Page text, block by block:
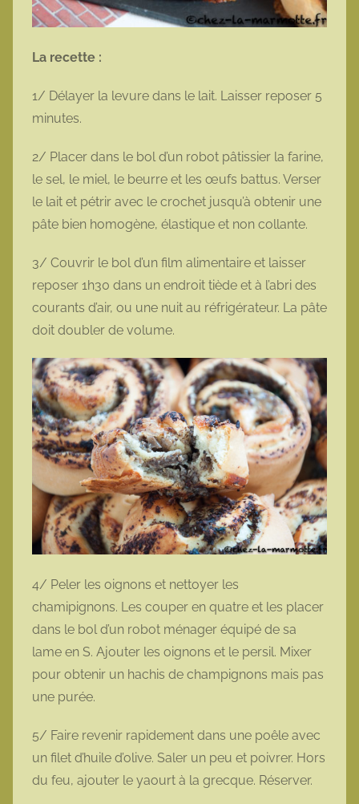
La recette :
1/ Délayer la levure dans le lait. Laisser reposer 5
minutes.
2/ Placer dans le bol d’un robot pâtissier la farine,
le sel, le miel, le beurre et les œufs battus. Verser
le lait et pétrir avec le crochet jusqu’à obtenir une
pâte bien homogène, élastique et non collante.
3/ Couvrir le bol d’un film alimentaire et laisser
reposer 1h30 dans un endroit tiède et à l’abri des
courants d’air, ou une nuit au réfrigérateur. La pâte
doit doubler de volume.
4/ Peler les oignons et nettoyer les
chamipignons. Les couper en quatre et les placer
dans le bol d’un robot ménager équipé de sa
lame en S. Ajouter les oignons et le persil. Mixer
pour obtenir un hachis de champignons mais pas
une purée.
5/ Faire revenir rapidement dans une poêle avec
un filet d’huile d’olive. Saler un peu et poivrer. Hors
du feu, ajouter le yaourt à la grecque. Réserver.